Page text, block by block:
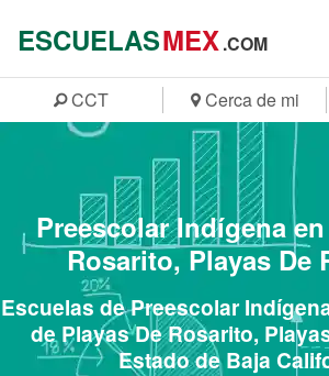
ESCUELASMEX.COM
CCT Cerca de mi
Preescolar Indígena
Rosarito, Playas De
Escuelas de Preescolar
de Playas De Rosarito,
Estado de Baja